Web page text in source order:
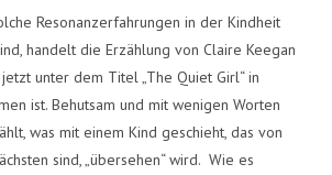
Resonanzerfahrungen in der Kindheit
handelt die Erzählung von Claire Keegan
jetzt unter dem Titel „The Quiet Girl“ in
ist. Behutsam und mit wenigen Worten
was mit einem Kind geschieht, das von
sind, „übersehen“ wird. Wie es